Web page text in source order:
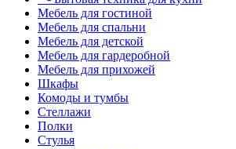
Мебель для гостиной
Мебель для спальни
Мебель для детской
Мебель для гардеробной
Мебель для прихожей
Шкафы
Комоды и тумбы
Стеллажи
Полки
Стулья